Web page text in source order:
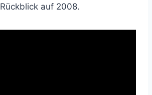
Rückblick auf 2008.